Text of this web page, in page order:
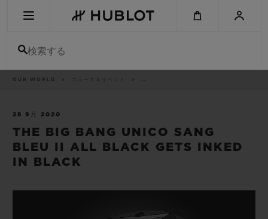
検索する
パ
ト
OUR WORLD ニュース＆イベント ..
28 9月 2020
THE BIG BANG UNICO SANG
BLEU II ALL BLACK GETS INKED
IN BLACK
新作